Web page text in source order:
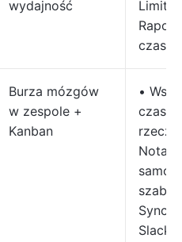
wydajność
Limity
czasu
Burza mózgów
w zespole +
Kanban
•
czasie
Notatki